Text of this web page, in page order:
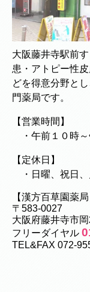
大阪藤井寺駅前
患・アトピー性
どを得意分野と
門薬局です。
【営業時間】
・午前１０時～
【定休日】
・日曜、祝日、
【漢方百草園薬局
〒583-0027
大阪府藤井寺市
フリーダイヤル
TEL&FAX 072-